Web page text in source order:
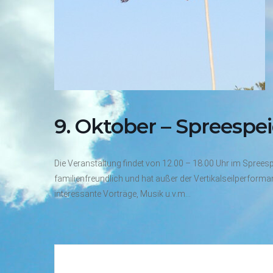
9. Oktober –
Die Veranstaltung findet von 12.00 – 18.00 Uhr im
familienfreundlich und hat außer der
interessante Vorträge, Musik u.v.m…